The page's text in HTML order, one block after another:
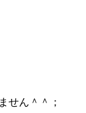
せん＾＾；